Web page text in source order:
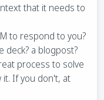
that it needs to
to respond to you?
deck? a blogpost?
process to solve
If you don't, at